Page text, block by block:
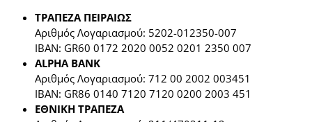
ΤΡΑΠΕΖΑ ΠΕΙΡΑΙΩΣ
Αριθμός Λογαριασμού: 5202-012350-007
IBAN: GR60 0172 2020 0052 0201 2350 007
ΑLPHA BANK
Αριθμός Λογαριασμού: 712 00 2002 003451
IBAN: GR86 0140 7120 7120 0200 2003 451
ΕΘΝΙΚΗ ΤΡΑΠΕΖΑ